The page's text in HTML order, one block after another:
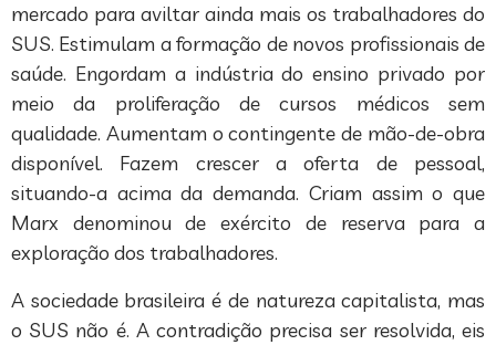
mercado para aviltar ainda mais os trabalhadores do
SUS. Estimulam a formação de novos profissionais de
saúde. Engordam a indústria do ensino privado por
meio da proliferação de cursos médicos sem
qualidade. Aumentam o contingente de mão-de-obra
disponível. Fazem crescer a oferta de pessoal,
situando-a acima da demanda. Criam assim o que
Marx denominou de exército de reserva para a
exploração dos trabalhadores.
A sociedade brasileira é de natureza capitalista, mas
o SUS não é. A contradição precisa ser resolvida, eis